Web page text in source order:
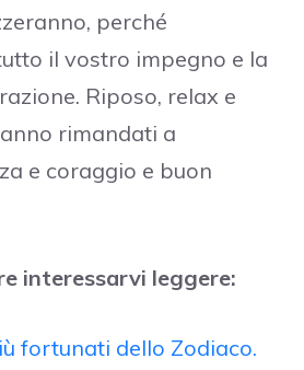
perché
il vostro impegno e la
Riposo, relax e
rimandati a
e coraggio e buon
interessarvi leggere:
fortunati dello Zodiaco.